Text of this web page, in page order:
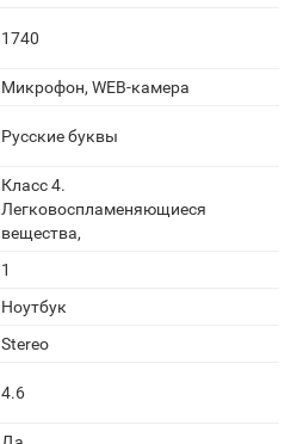
1740
Микрофон, WEB-камера
Русские буквы
Класс 4.
Легковоспламеняющиеся
вещества,
1
Ноутбук
Stereo
4.6